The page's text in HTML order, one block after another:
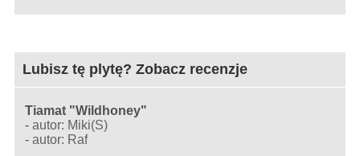
Lubisz tę plytę? Zobacz recenzje
Tiamat "Wildhoney"
-autor: Miki(S)
-autor: Raf